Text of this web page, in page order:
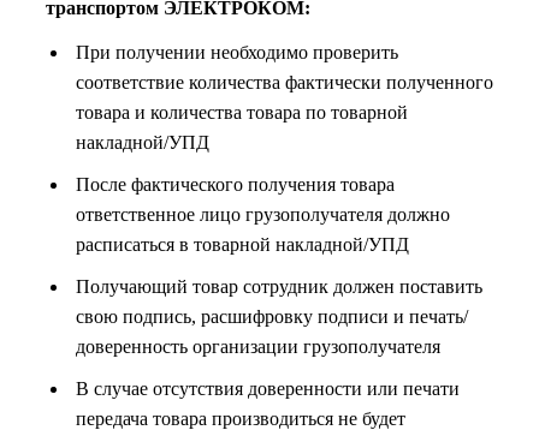
транспортом ЭЛЕКТРОКОМ:
При получении необходимо проверить
соответствие количества фактически полученного
товара и количества товара по товарной
накладной/УПД
После фактического получения товара
ответственное лицо грузополучателя должно
расписаться в товарной накладной/УПД
Получающий товар сотрудник должен поставить
свою подпись, расшифровку подписи и печать/
доверенность организации грузополучателя
В случае отсутствия доверенности или печати
передача товара производиться не будет